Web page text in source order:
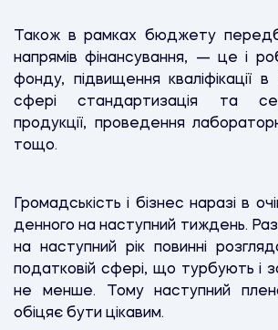
Також в рамках бюджету
напрямів фінансування, — це і
фонду, підвищення кваліфікації
сфері стандартизація та
продукції, проведення
тощо.
Громадськість і бізнес наразі в
денного на наступний тиждень.
на наступний рік повинні
податковій сфері, що турбують і
не менше. Тому наступний
обіцяє бути цікавим.